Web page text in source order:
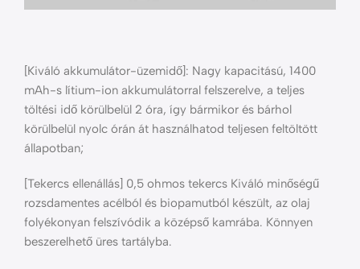
[Kiváló akkumulátor-üzemidő]: Nagy kapacitású, 1400
mAh-s lítium-ion akkumulátorral felszerelve, a teljes
töltési idő körülbelül 2 óra, így bármikor és bárhol
körülbelül nyolc órán át használhatod teljesen feltöltött
állapotban;
[Tekercs ellenállás] 0,5 ohmos tekercs Kiváló minőségű
rozsdamentes acélból és biopamutból készült, az olaj
folyékonyan felszívódik a középső kamrába. Könnyen
beszerelhető üres tartályba.